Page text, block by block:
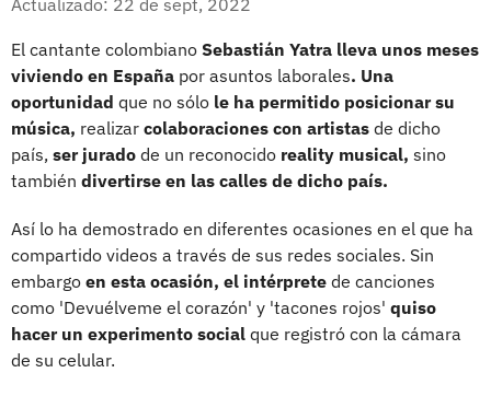
El cantante colombiano Sebastián Yatra lleva unos meses
viviendo en España por asuntos laborales. Una
oportunidad que no sólo le ha permitido posicionar su
música, realizar colaboraciones con artistas de dicho
país, ser jurado de un reconocido reality musical, sino
también divertirse en las calles de dicho país.
Así lo ha demostrado en diferentes ocasiones en el que ha
compartido videos a través de sus redes sociales. Sin
embargo en esta ocasión, el intérprete de canciones
como 'Devuélveme el corazón' y 'tacones rojos' quiso
hacer un experimento social que registró con la cámara
de su celular.